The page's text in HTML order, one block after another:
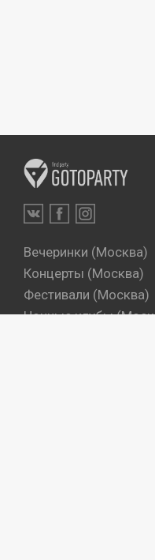
Вечеринки (Москва)
Концерты (Москва)
Фестивали (Москва)
Ночные клубы